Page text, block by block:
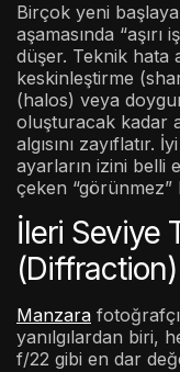
Birçok yeni
aşamasında
düşer. Teknik hata
keskinleştirme
(halos) veya
oluşturacak kadar
algısını
ayarların izini belli
çeken “görünmez”
İleri Seviye
Manzara
yanılgılardan biri,
f/22 gibi en dar